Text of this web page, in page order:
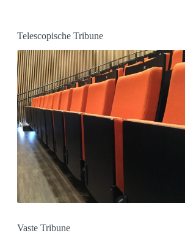
Telescopische Tribune
Vaste Tribune